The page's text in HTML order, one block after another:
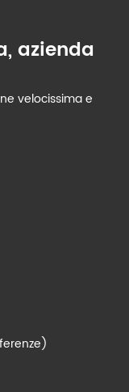
azienda
velocissima e